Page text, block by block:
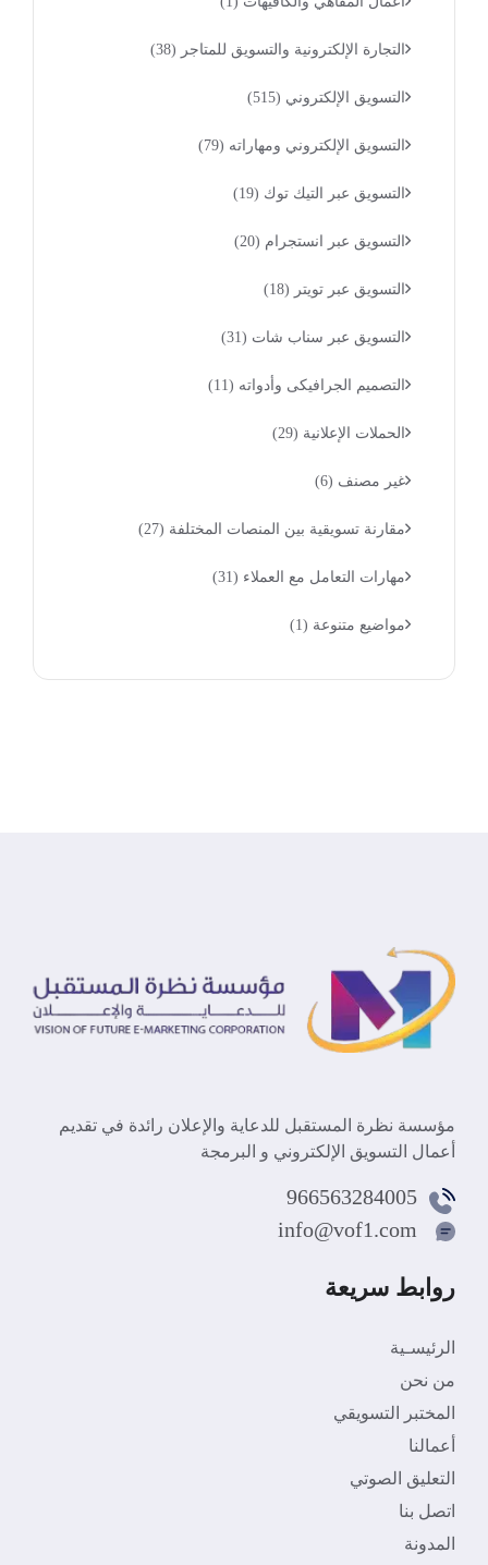
التجارة الإلكترونية والتسويق للمتاجر (38)
التسويق الإلكتروني (515)
التسويق الإلكتروني ومهاراته (79)
التسويق عبر التيك توك (19)
التسويق عبر انستجرام (20)
التسويق عبر تويتر (18)
التسويق عبر سناب شات (31)
التصميم الجرافيكى وأدواته (11)
الحملات الإعلانية (29)
غير مصنف (6)
مقارنة تسويقية بين المنصات المختلفة (27)
مهارات التعامل مع العملاء (31)
مواضيع متنوعة (1)
مؤسسة نظرة المستقبل للدعاية والإعلان رائدة في تقديم
أعمال التسويق الإلكتروني و البرمجة
966563284005
info@vof1.com
روابط سريعة
الرئيسـية
من نحن
المختبر التسويقي
أعمالنا
التعليق الصوتي
اتصل بنا
المدونة